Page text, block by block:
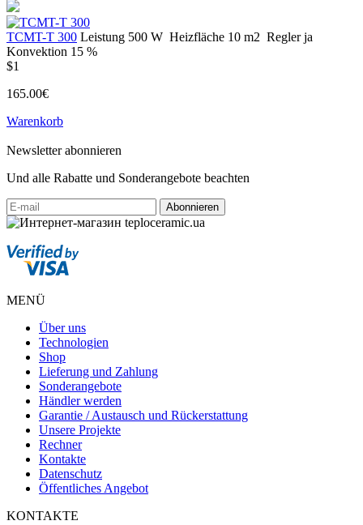
ТСМT-T 300 Leistung 500 W Heizfläche 10 m2 Regler ja
Konvektion 15 %
$1
165.00€
Warenkorb
Newsletter abonnieren
Und alle Rabatte und Sonderangebote beachten
MENÜ
Über uns
Technologien
Shop
Lieferung und Zahlung
Sonderangebote
Händler werden
Garantie / Austausch und Rückerstattung
Unsere Projekte
Rechner
Kontakte
Datenschutz
Öffentliches Angebot
KONTAKTE